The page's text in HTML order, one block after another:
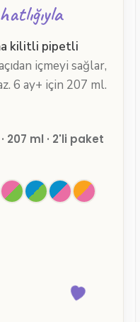
kilitli pipetli
içmeyi sağlar,
6 ay+ için 207 ml.
· 207 ml · 2'li paket